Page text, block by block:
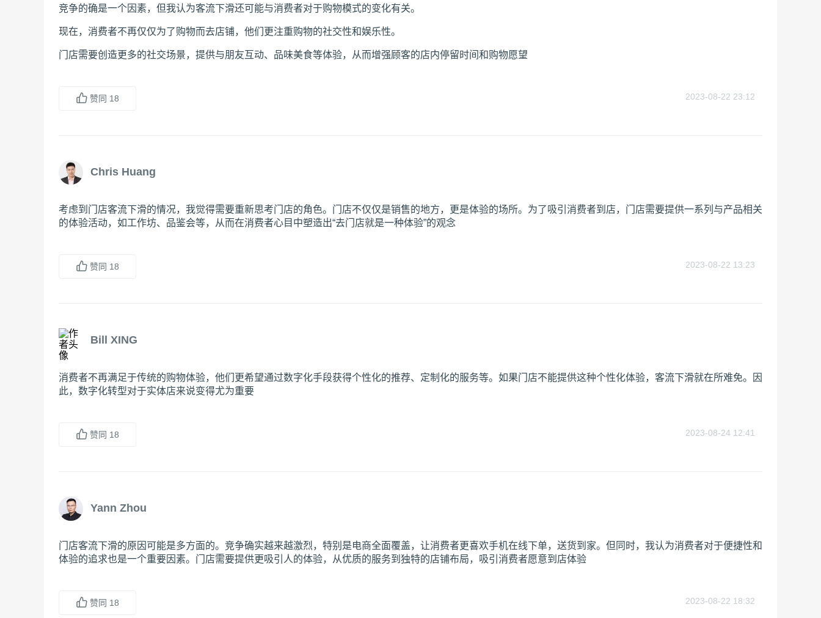
竞争的确是一个因素，但我认为客流下滑还可能与消费者对于购物模式的变化有关。
现在，消费者不再仅仅为了购物而去店铺，他们更注重购物的社交性和娱乐性。
门店需要创造更多的社交场景，提供与朋友互动、品味美食等体验，从而增强顾客的店内停留时间和购物愿望
赞同 18 2023-08-22 23:12
Chris Huang
考虑到门店客流下滑的情况，我觉得需要重新思考门店的角色。门店不仅仅是销售的地方，更是体验的场所。为了吸引消费者到店，门店需要提供一系列与产品相关
的体验活动，如工作坊、品鉴会等，从而在消费者心目中塑造出“去门店就是一种体验”的观念
赞同 18 2023-08-22 13:23
Bill XING
消费者不再满足于传统的购物体验，他们更希望通过数字化手段获得个性化的推荐、定制化的服务等。如果门店不能提供这种个性化体验，客流下滑就在所难免。因
此，数字化转型对于实体店来说变得尤为重要
赞同 18 2023-08-24 12:41
Yann Zhou
门店客流下滑的原因可能是多方面的。竞争确实越来越激烈，特别是电商全面覆盖，让消费者更喜欢手机在线下单，送货到家。但同时，我认为消费者对于便捷性和
体验的追求也是一个重要因素。门店需要提供更吸引人的体验，从优质的服务到独特的店铺布局，吸引消费者愿意到店体验
赞同 18 2023-08-22 18:32